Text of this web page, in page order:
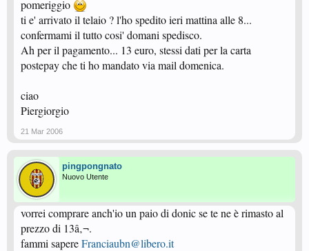
pomeriggio
ti e' arrivato il telaio ? l'ho spedito ieri mattina alle 8...
confermami il tutto cosi' domani spedisco.
Ah per il pagamento... 13 euro, stessi dati per la carta
postepay che ti ho mandato via mail domenica.
ciao
Piergiorgio
21 Mar 2006
pingpongnato
Nuovo Utente
vorrei comprare anch'io un paio di donic se te ne è rimasto al
prezzo di 13â‚¬.
fammi sapereFranciaubn@libero.it